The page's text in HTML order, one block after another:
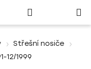
Přihlášení
košík
Střešní nosiče
12/1999